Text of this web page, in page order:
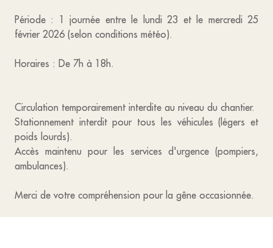
Période : 1 journée entre le lundi 23 et le mercredi 25
février 2026 (selon conditions météo).
Horaires : De 7h à 18h.
Circulation temporairement interdite au niveau du chantier.
Stationnement interdit pour tous les véhicules (légers et
poids lourds).
Accès maintenu pour les services d'urgence (pompiers,
ambulances).
Merci de votre compréhension pour la gêne occasionnée.